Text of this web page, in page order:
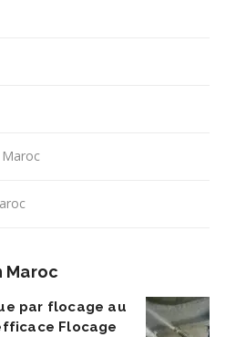
Maroc
par flocage au
Flocage